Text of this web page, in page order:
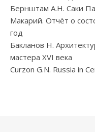
Бернштам А.Н. Саки
Макарий. Отчёт о
год
Бакланов Н.
мастера XVI века
Curzon G.N. Russia in